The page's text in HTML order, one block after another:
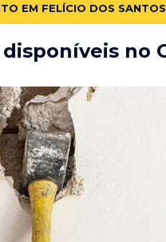
EM FELÍCIO DOS
disponíveis no